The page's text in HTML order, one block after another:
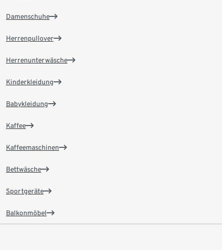
Damenschuhe
Herrenpullover
Herrenunterwäsche
Kinderkleidung
Babykleidung
Kaffee
Kaffeemaschinen
Bettwäsche
Sportgeräte
Balkonmöbel